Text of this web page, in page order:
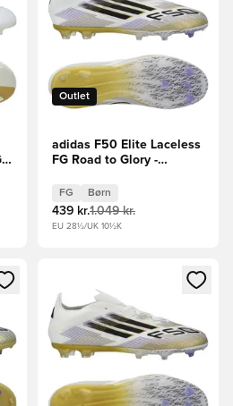
Outlet
adidas F50 Elite Laceless
FG Road to Glory -
FG Børn
439 kr.1.049 kr.
EU 28½/UK 10½K
ind eller tilmelde dig som
Åbner en Modal til at logge